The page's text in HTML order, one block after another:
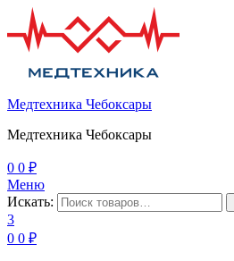
Медтехника Чебоксары
Медтехника Чебоксары
0 0 ₽
Меню
Искать:
3
0 0 ₽